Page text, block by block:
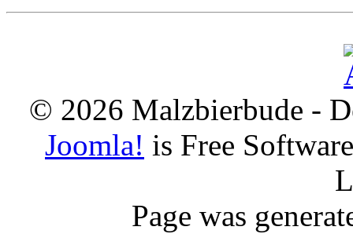
© 2026 Malzbierbude -
Joomla! is Free
Page was